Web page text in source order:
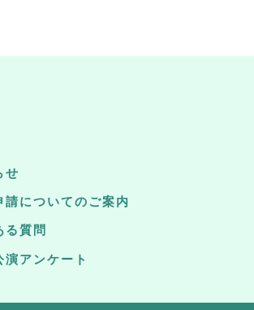
せ
請についてのご案内
る質問
演アンケート